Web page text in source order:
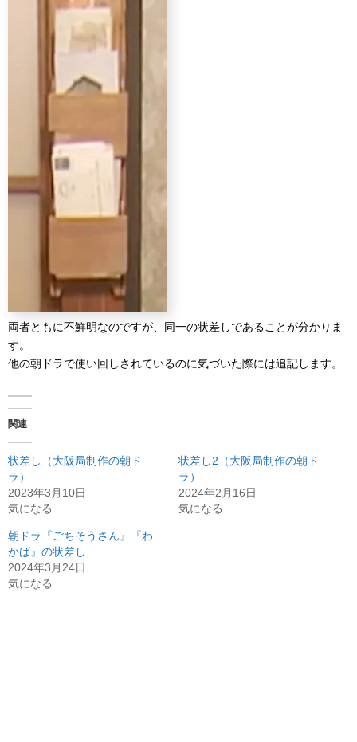
両者ともに不鮮明なのですが、同一の状差しであることが分かりま
す。
他の朝ドラで使い回しされているのに気づいた際には追記します。
関連
状差し（大阪局制作の朝ド
ラ）
2023年3月10日
気になる
状差し2（大阪局制作の朝ド
ラ）
2024年2月16日
気になる
朝ドラ『ごちそうさん』『わ
かば』の状差し
2024年3月24日
気になる